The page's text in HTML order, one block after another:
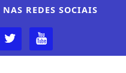
NAS REDES SOCIAIS